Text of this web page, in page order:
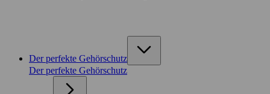
Der perfekte Gehörschutz
Der perfekte Gehörschutz